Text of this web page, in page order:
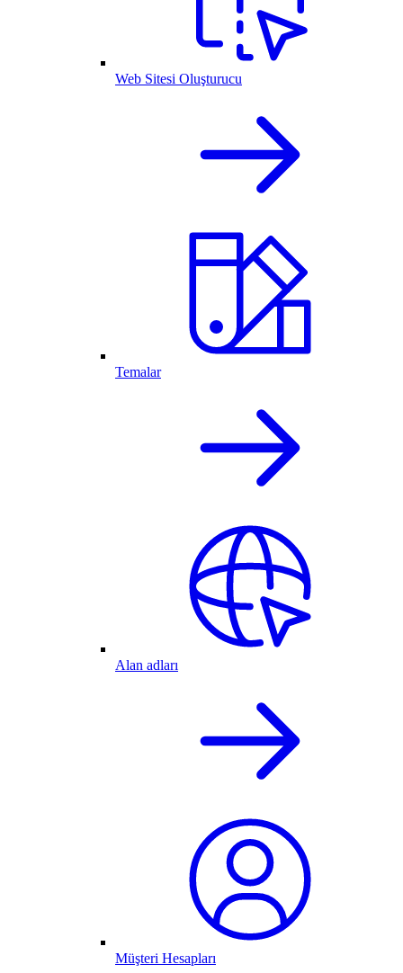
Web Sitesi Oluşturucu
Temalar
Alan adları
Müşteri Hesapları